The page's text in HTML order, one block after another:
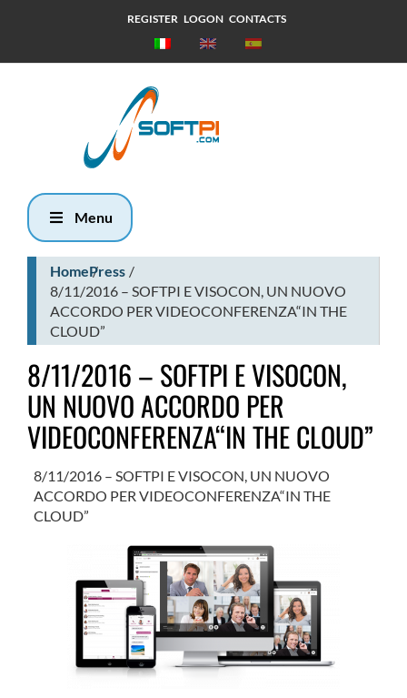
REGISTER LOGON CONTACTS
Menu
HomePress
8/11/2016 – SOFTPI E VISOCON, UN NUOVO
ACCORDO PER VIDEOCONFERENZA“IN THE
CLOUD”
8/11/2016 – SOFTPI E VISOCON,
UN NUOVO ACCORDO PER
VIDEOCONFERENZA“IN THE CLOUD”
8/11/2016 – SOFTPI E VISOCON, UN NUOVO
ACCORDO PER VIDEOCONFERENZA“IN THE
CLOUD”